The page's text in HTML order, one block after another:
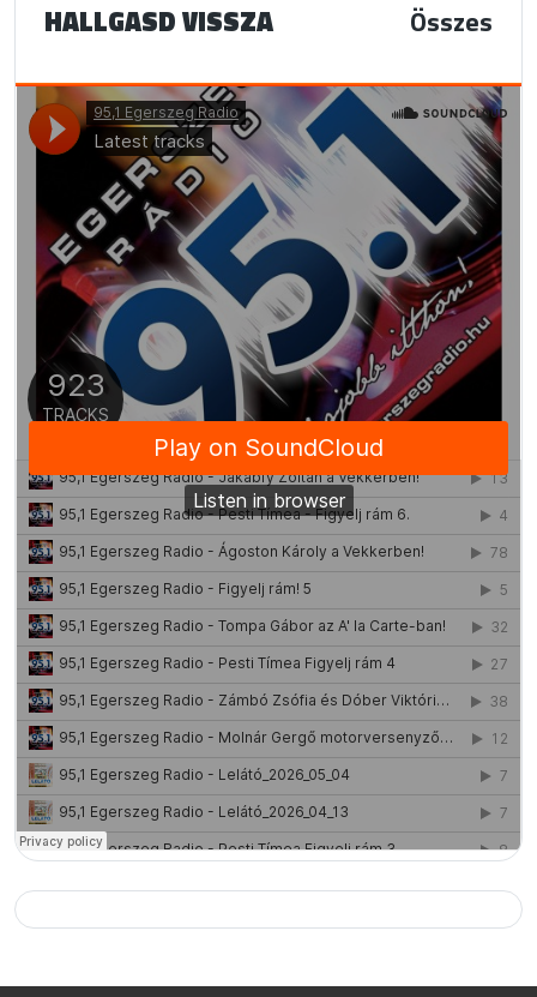
Hurts, Purple Disco Machine
Wonderful Life '25
David Guetta, Teddy Swims,
Tones and I
Gone Gone Gone
Ray Dalton
Blood Running
Alesso, Sacha
"Destiny"
HALLGASD VISSZA Összes